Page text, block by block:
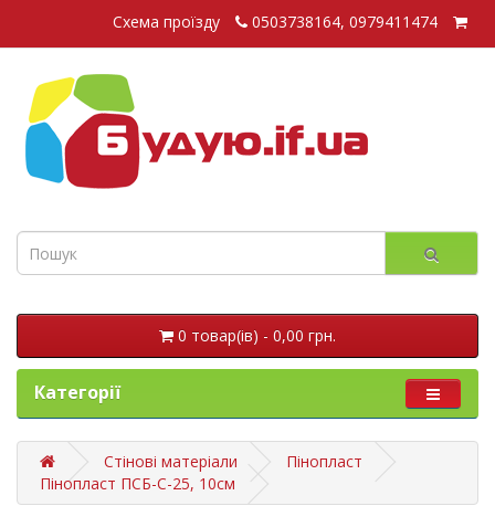
Схема проїзду 0503738164, 0979411474
0 товар(ів) - 0,00 грн.
Категорії
Стінові матеріали
Пінопласт
Пінопласт ПСБ-С-25, 10см